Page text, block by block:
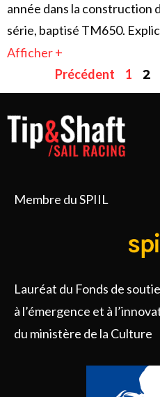
année dans la construction
série, baptisé TM650.
Afficher +
Précédent
1 2
Membre du SPIIL
Lauréat du Fonds de
à l’émergence et à
du ministère de la Culture